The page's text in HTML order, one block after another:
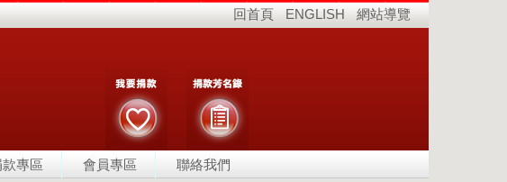
回首頁 ENGLISH 網站導覽
專區 會員專區 聯絡我們